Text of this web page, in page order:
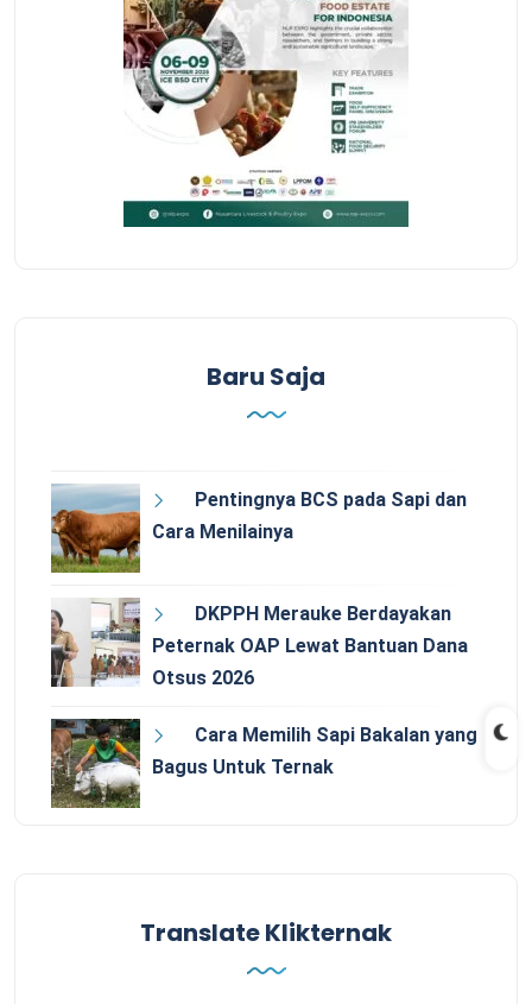
Baru Saja
Pentingnya BCS pada Sapi dan
Cara Menilainya
DKPPH Merauke Berdayakan
Peternak OAP Lewat Bantuan Dana
Otsus 2026
Cara Memilih Sapi Bakalan yang
Bagus Untuk Ternak
Translate Klikternak